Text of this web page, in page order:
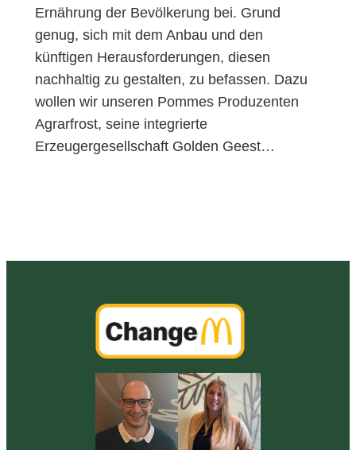
Ernährung der Bevölkerung bei. Grund
genug, sich mit dem Anbau und den
künftigen Herausforderungen, diesen
nachhaltig zu gestalten, zu befassen. Dazu
wollen wir unseren Pommes Produzenten
Agrarfrost, seine integrierte
Erzeugergesellschaft Golden Geest…